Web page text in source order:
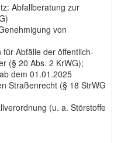
Abfallberatung zur
von
Abfälle der öffentlich-
(§ 20 Abs. 2 KrWG);
dem 01.01.2025
Straßenrecht (§ 18 StrWG
(u. a. Störstoffe